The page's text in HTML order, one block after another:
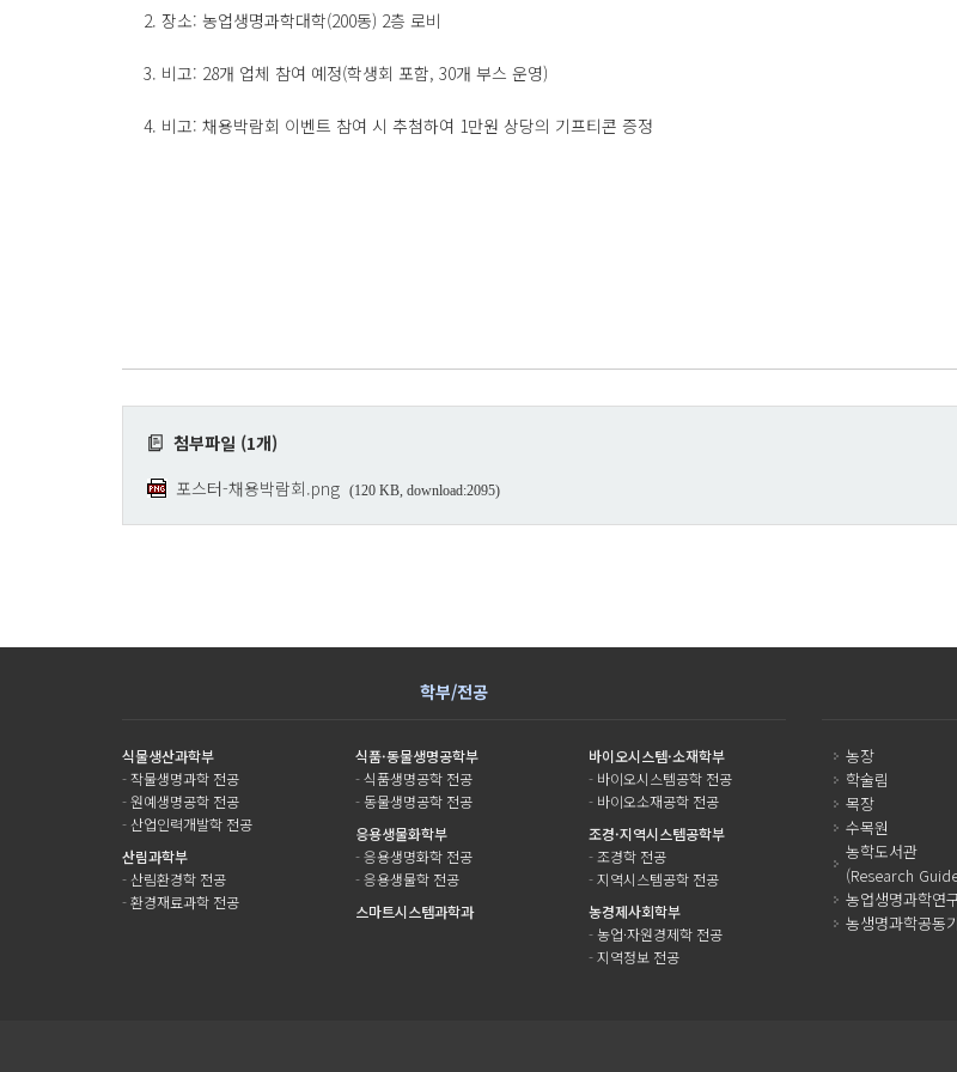
2. 장소: 농업생명과학대학(200동) 2층 로비
3. 비고: 28개 업체 참여 예정(학생회 포함, 30개 부스 운영)
4. 비고: 채용박람회 이벤트 참여 시 추첨하여 1만원 상당의 기프티콘 증정
첨부파일 (1개)
포스터-채용박람회.png (120 KB, download:2095)
학부/전공
식물생산과학부
-작물생명과학 전공
-원예생명공학 전공
- 산업인력개발학 전공
산림과학부
- 산림환경학 전공
-환경재료과학 전공
식품·동물생명공학부
-식품생명공학 전공
-동물생명공학 전공
응용생물화학부
-응용생명화학 전공
-응용생물학 전공
스마트시스템과학과
바이오시스템·소재학부
- 바이오시스템공학 전공
- 바이오소재공학 전공
조경·지역시스템공학부
-조경학 전공
-지역시스템공학 전공
농경제사회학부
-농업·자원경제학 전공
-지역정보 전공
농장
학술림
목장
수목원
농학도서관
(Research
농업생명과학연
농생명과학공동